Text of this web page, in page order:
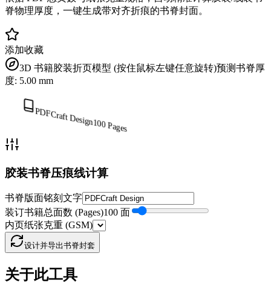
脊物理厚度，一键生成带对齐折痕的书脊封面。
添加收藏
3D 书籍胶装折页模型 (按住鼠标左键任意旋转)预测书脊厚
度: 5.00 mm
PDFCraft
PDFCraft Design100Pages
胶装书脊压痕线计算
书脊版面铭刻文字
装订书籍总面数 (Pages)100 面
内页纸张克重 (GSM)
设计并导出书脊封套
关于此工具